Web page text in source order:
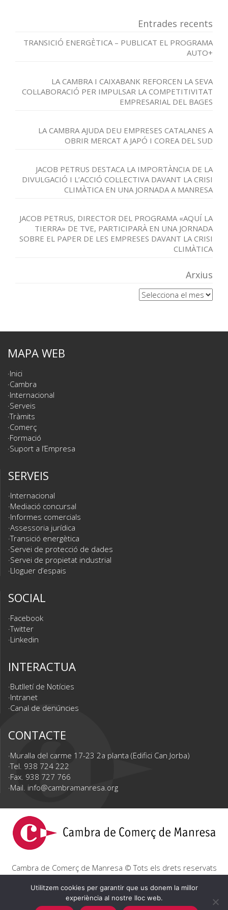
Entrades recents
TRANSICIÓ ENERGÈTICA – PUBLICAT EL PROGRAMA
AUTO+
LA CAMBRA I CAIXABANK REFORCEN LA SEVA
COL·LABORACIÓ PER IMPULSAR LA COMPETITIVITAT
EMPRESARIAL DEL BAGES
LA CAMBRA AJUDA DEU EMPRESES CATALANES A
OBRIR MERCAT A JAPÓ I COREA DEL SUD
JACOB PETRUS DESTACA LA IMPORTÀNCIA DE LA
DIVULGACIÓ I L’ACCIÓ COL·LECTIVA DAVANT LA CRISI
CLIMÀTICA EN UNA JORNADA A MANRESA
JACOB PETRUS, DIRECTOR DEL PROGRAMA «AQUÍ LA
TIERRA» DE TVE, PARTICIPARÀ EN UNA JORNADA
SOBRE EL PAPER DE LES EMPRESES DAVANT LA CRISI
CLIMÀTICA
Arxius
Arxius
MAPA WEB
Inici
Cambra
Internacional
Serveis
Tràmits
Comerç
Formació
Suport a l’Empresa
SERVEIS
Internacional
Mediació concursal
Informes comercials
Assessoria jurídica
Transició energètica
Servei de protecció de dades
Servei de propietat industrial
Lloguer d’espais
SOCIAL
Facebook
Twitter
Linkedin
INTERACTUA
Butlletí de Notícies
Intranet
Canal de denúncies
CONTACTE
Muralla del carme 17-23 2a planta (Edifici Can Jorba)
Tel. 938 724 222
Fax. 938 727 766
Mail. info@cambramanresa.org
Cambra de Comerç de Manresa © Tots els drets reservats
Avís Legal Política de privacitat Política de cookies
Utilitzem cookies per garantir que us donem la millor
experiència al nostre lloc web.